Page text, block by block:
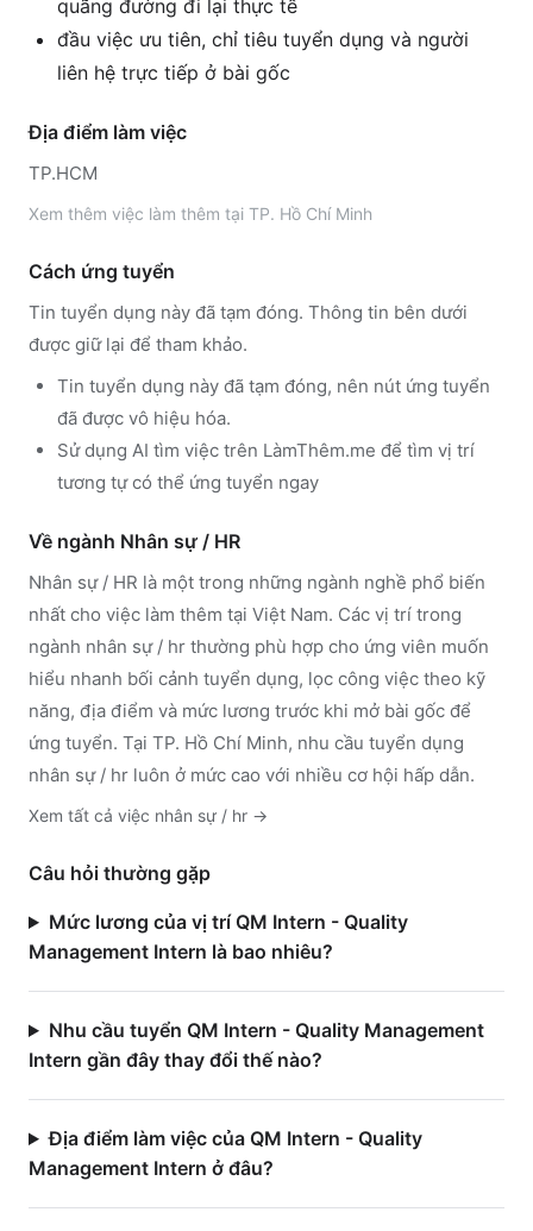
quãng đường đi lại thực tế
đầu việc ưu tiên, chỉ tiêu tuyển dụng và người
liên hệ trực tiếp ở bài gốc
Địa điểm làm việc
TP.HCM
Xem thêm việc làm thêm tại TP. Hồ Chí Minh
Cách ứng tuyển
Tin tuyển dụng này đã tạm đóng. Thông tin bên dưới
được giữ lại để tham khảo.
Tin tuyển dụng này đã tạm đóng, nên nút ứng tuyển
đã được vô hiệu hóa.
Sử dụng AI tìm việc trên LàmThêm.me để tìm vị trí
tương tự có thể ứng tuyển ngay
Về ngành Nhân sự / HR
Nhân sự / HR là một trong những ngành nghề phổ biến
nhất cho việc làm thêm tại Việt Nam. Các vị trí trong
ngành nhân sự / hr thường phù hợp cho ứng viên muốn
hiểu nhanh bối cảnh tuyển dụng, lọc công việc theo kỹ
năng, địa điểm và mức lương trước khi mở bài gốc để
ứng tuyển. Tại TP. Hồ Chí Minh, nhu cầu tuyển dụng
nhân sự / hr luôn ở mức cao với nhiều cơ hội hấp dẫn.
Xem tất cả việc nhân sự / hr →
Câu hỏi thường gặp
Mức lương của vị trí QM Intern - Quality
Management Intern là bao nhiêu?
Nhu cầu tuyển QM Intern - Quality Management
Intern gần đây thay đổi thế nào?
Địa điểm làm việc của QM Intern - Quality
Management Intern ở đâu?